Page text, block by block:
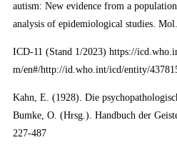
autism: New evidence from a
analysis of epidemiological studies.
ICD-11 (Stand 1/2023) https://
m/en#/http://id.who.int/icd/entity/
Kahn, E. (1928). Die
Bumke, O. (Hrsg.). Handbuch der
227-487